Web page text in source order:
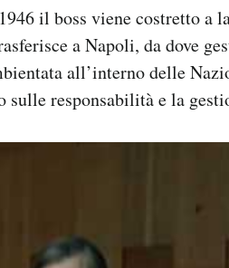
il boss viene costretto a
a Napoli, da dove
all’interno delle
responsabilità e la